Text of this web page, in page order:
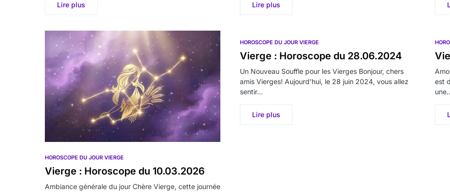
Lire plus Lire plus
HOROSCOPE DU JOUR VIERGE
Vierge : Horoscope du 10.03.2026
Ambiance générale du jour Chère Vierge, cette journée
HOROSCOPE DU JOUR VIERGE
Vierge : Horoscope du 28.06.2024
Un Nouveau Souffle pour les Vierges Bonjour, chers
amis Vierges! Aujourd’hui, le 28 juin 2024, vous allez
sentir…
Lire plus
est